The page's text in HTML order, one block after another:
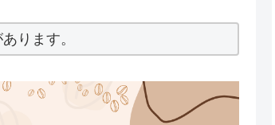
ります。